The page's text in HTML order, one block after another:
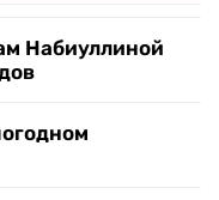
Набиуллиной